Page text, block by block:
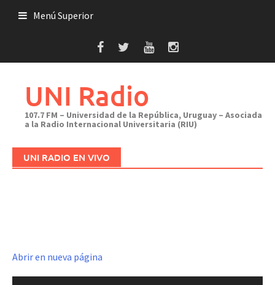
Menú Superior
UNI Radio
107.7 FM – Universidad de la República, Uruguay – Asociada
a la Radio Internacional Universitaria (RIU)
UNI RADIO EN VIVO
Abrir en nueva página